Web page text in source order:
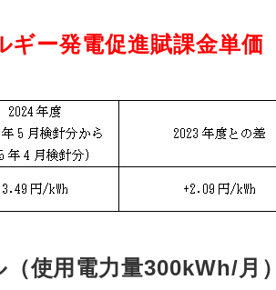
ギー発電促進賦課金単価
（使用電力量300kWh/